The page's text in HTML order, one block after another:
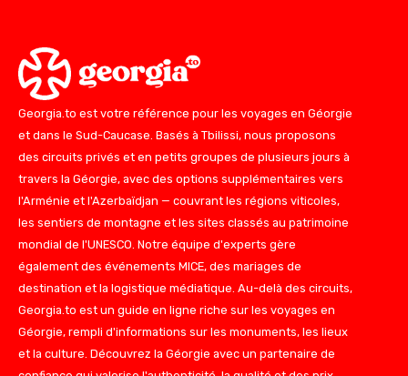
Georgia.to est votre référence pour les voyages en Géorgie
et dans le Sud-Caucase. Basés à Tbilissi, nous proposons
des circuits privés et en petits groupes de plusieurs jours à
travers la Géorgie, avec des options supplémentaires vers
l'Arménie et l'Azerbaïdjan — couvrant les régions viticoles,
les sentiers de montagne et les sites classés au patrimoine
mondial de l'UNESCO. Notre équipe d'experts gère
également des événements MICE, des mariages de
destination et la logistique médiatique. Au-delà des circuits,
Georgia.to est un guide en ligne riche sur les voyages en
Géorgie, rempli d'informations sur les monuments, les lieux
et la culture. Découvrez la Géorgie avec un partenaire de